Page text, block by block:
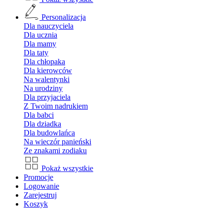
Personalizacja
Dla nauczyciela
Dla ucznia
Dla mamy
Dla taty
Dla chłopaka
Dla kierowców
Na walentynki
Na urodziny
Dla przyjaciela
Z Twoim nadrukiem
Dla babci
Dla dziadka
Dla budowlańca
Na wieczór panieński
Ze znakami zodiaku
Pokaż wszystkie
Promocje
Logowanie
Zarejestruj
Koszyk